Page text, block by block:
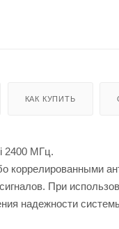
КАК КУПИТЬ
2400 МГц.
коррелированными
При
надежности